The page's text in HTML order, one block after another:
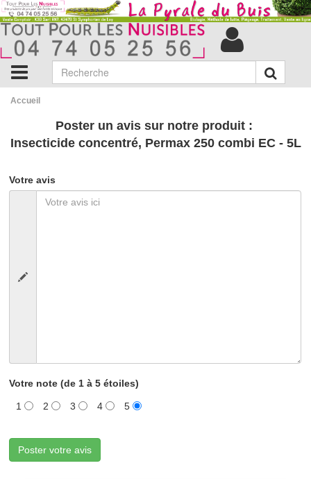
Accueil
Poster un avis sur notre produit :
Insecticide concentré, Permax 250 combi EC - 5L
Votre avis
Votre note (de 1 à 5 étoiles)
1 2 3 4 5
Poster votre avis